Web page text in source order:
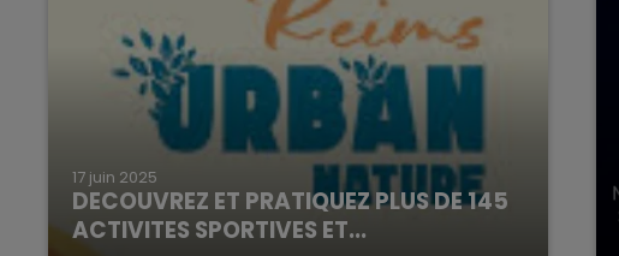
17 juin 2025
DECOUVREZ ET PRATIQUEZ PLUS DE 145
ACTIVITES SPORTIVES ET...